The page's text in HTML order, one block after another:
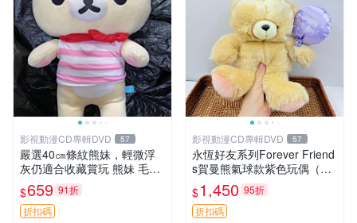
影視動漫CD專輯DVD 57
嚴選40㎝條紋熊妹，輕微浮
灰仍適合收藏賞玩 熊妹 毛絨
玩具 浮雕熊
$659 91折
折扣碼
影視動漫CD專輯DVD 57
永恆好友系列Forever Friend
s賀曼熊氣球款紫色玩偶（鼻
子稍有磨損） 中古玩具 氣球
熊 玩偶
$1,450 95折
折扣碼